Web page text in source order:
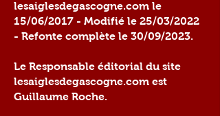
lesaiglesdegascogne.com le
15/06/2017 - Modifié le 25/03/2022
- Refonte complète le 30/09/2023.
Le Responsable éditorial du site
lesaiglesdegascogne.com est
Guillaume Roche.